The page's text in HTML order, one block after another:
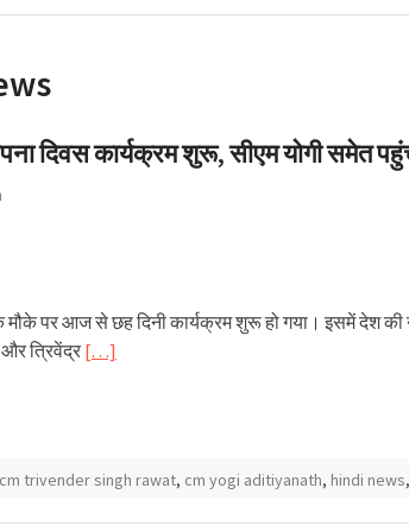
दिवस कार्यक्रम शुरू, सीएम योगी समेत
मौके पर आज से छह दिनी कार्यक्रम शुरू हो गया। इसमें देश की
और त्रिवेंद्र […]
cm trivender singh rawat, cm yogi aditiyanath, hindi news,